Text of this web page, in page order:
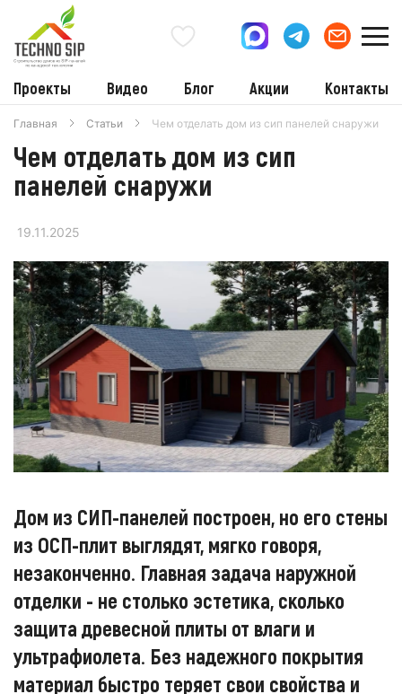
Проекты Видео Блог Акции Контакты
Главная Статьи Чем отделать дом из сип панелей снаружи
Чем отделать дом из сип
панелей снаружи
19.11.2025
Дом из СИП-панелей построен, но его стены
из ОСП-плит выглядят, мягко говоря,
незаконченно. Главная задача наружной
отделки - не столько эстетика, сколько
защита древесной плиты от влаги и
ультрафиолета. Без надежного покрытия
материал быстро теряет свои свойства и